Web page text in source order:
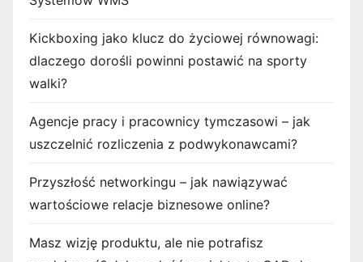
Kickboxing jako klucz do życiowej równowagi:
dlaczego dorośli powinni postawić na sporty
walki?
Agencje pracy i pracownicy tymczasowi – jak
uszczelnić rozliczenia z podwykonawcami?
Przyszłość networkingu – jak nawiązywać
wartościowe relacje biznesowe online?
Masz wizję produktu, ale nie potrafisz